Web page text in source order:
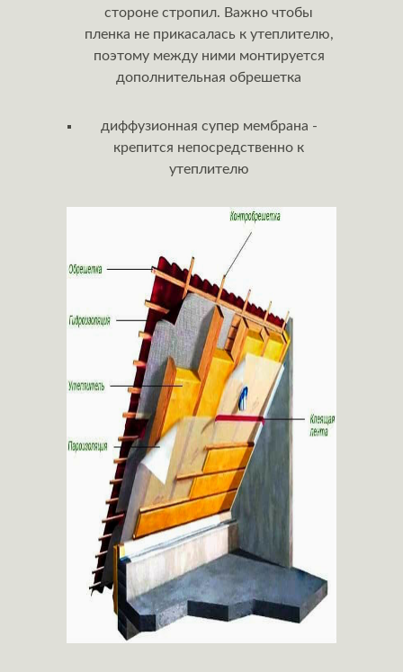
стороне стропил. Важно чтобы
пленка не прикасалась к утеплителю,
поэтому между ними монтируется
дополнительная обрешетка
диффузионная супер мембрана -
крепится непосредственно к
утеплителю